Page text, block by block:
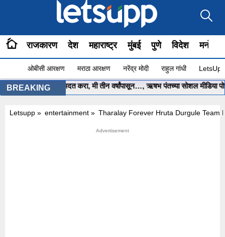
राजकारण देश महाराष्ट्र मुंबई पुणे विदेश
ओबीसी आरक्षण मराठा आरक्षण नरेंद्र मोदी राहुल गांधी
BREAKING
साहेब.. मला मदत करा, मी तीन वर्षांपासून…, ऋषभ पंतच्या सोशल मीडिया
Letsupp » entertainment » Tharalay Forever Hruta Durgule Team